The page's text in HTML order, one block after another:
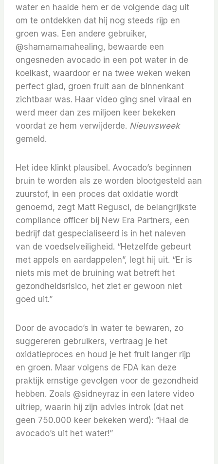
water en haalde hem er de volgende dag uit
om te ontdekken dat hij nog steeds rijp en
groen was. Een andere gebruiker,
@shamamamahealing, bewaarde een
ongesneden avocado in een pot water in de
koelkast, waardoor er na twee weken weken
perfect glad, groen fruit aan de binnenkant
zichtbaar was. Haar video ging snel viraal en
werd meer dan zes miljoen keer bekeken
voordat ze hem verwijderde. Nieuwsweek
gemeld.
Het idee klinkt plausibel. Avocado’s beginnen
bruin te worden als ze worden blootgesteld aan
zuurstof, in een proces dat oxidatie wordt
genoemd, zegt Matt Regusci, de belangrijkste
compliance officer bij New Era Partners, een
bedrijf dat gespecialiseerd is in het naleven
van de voedselveiligheid. “Hetzelfde gebeurt
met appels en aardappelen”, legt hij uit. “Er is
niets mis met de bruining wat betreft het
gezondheidsrisico, het ziet er gewoon niet
goed uit.”
Door de avocado’s in water te bewaren, zo
suggereren gebruikers, vertraag je het
oxidatieproces en houd je het fruit langer rijp
en groen. Maar volgens de FDA kan deze
praktijk ernstige gevolgen voor de gezondheid
hebben. Zoals @sidneyraz in een latere video
uitriep, waarin hij zijn advies introk (dat net
geen 750.000 keer bekeken werd): “Haal de
avocado’s uit het water!”